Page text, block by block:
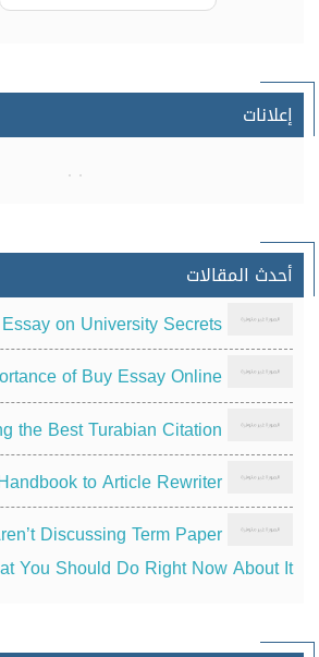
إعلانات
أحدث المقالات
on University Secrets
of Buy Essay Online
the Best Turabian Citation
to Article Rewriter
Discussing Term Paper
You Should Do Right Now About It